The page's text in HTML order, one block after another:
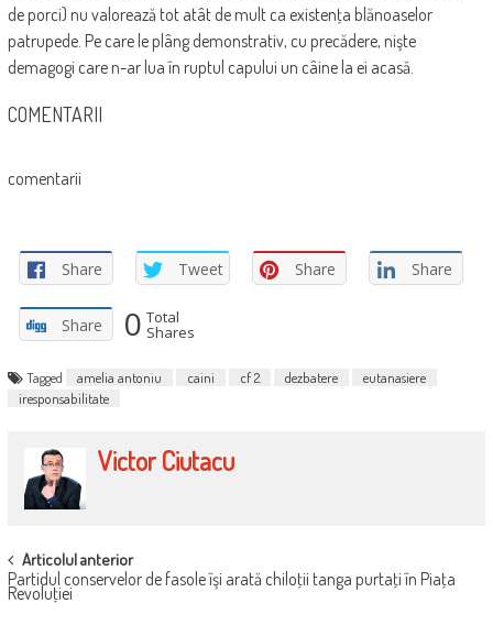
de porci) nu valorează tot atât de mult ca existenţa blănoaselor
patrupede. Pe care le plâng demonstrativ, cu precădere, nişte
demagogi care n-ar lua în ruptul capului un câine la ei acasă.
COMENTARII
comentarii
Share Tweet Share Share
Share 0 Total
Shares
Tagged amelia antoniu caini cf 2 dezbatere
eutanasiere
iresponsabilitate
Victor Ciutacu
POST
NAVIGATION
Articolul anterior
Partidul conservelor de fasole îşi arată chiloţii tanga purtaţi în Piaţa
Revoluţiei